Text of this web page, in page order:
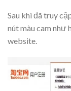
Sau khi đã truy
nút màu cam như
website.